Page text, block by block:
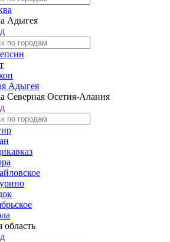
Адыгея
Адыгея
Северная Осетия-Алания
область